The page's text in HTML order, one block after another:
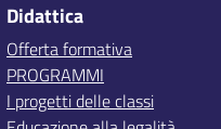
Didattica
Offerta formativa
PROGRAMMI
I progetti delle classi